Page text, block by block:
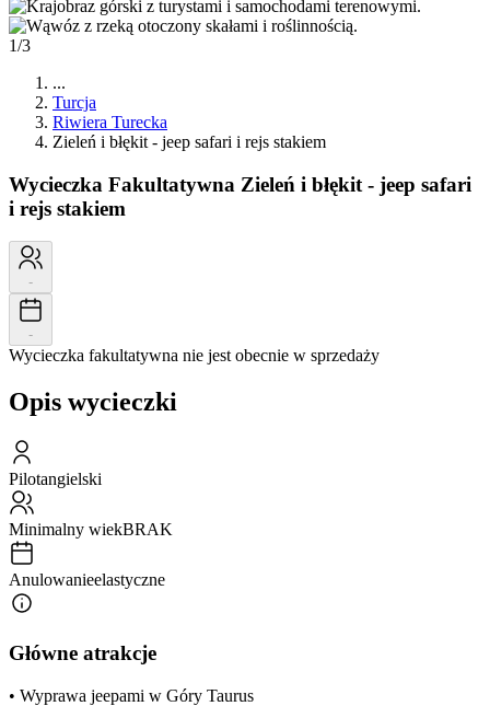
1/3
...
Turcja
Riwiera Turecka
Zieleń i błękit - jeep safari i rejs stakiem
Wycieczka Fakultatywna Zieleń i błękit - jeep safari
i rejs stakiem
-
-
Wycieczka fakultatywna nie jest obecnie w sprzedaży
Opis wycieczki
Pilotangielski
Minimalny wiekBRAK
Anulowanieelastyczne
Główne atrakcje
• Wyprawa jeepami w Góry Taurus